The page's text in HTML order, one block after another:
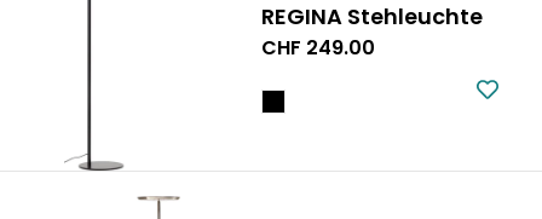
REGINA Stehleuchte
Regulärer
CHF 249.00